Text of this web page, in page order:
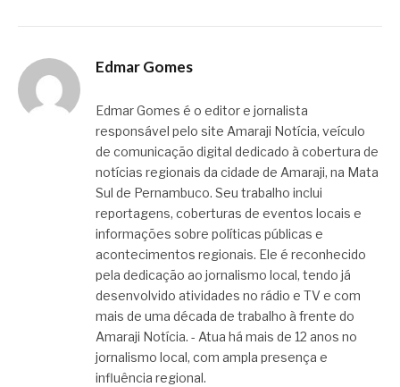
Edmar Gomes
Edmar Gomes é o editor e jornalista
responsável pelo site Amaraji Notícia, veículo
de comunicação digital dedicado à cobertura de
notícias regionais da cidade de Amaraji, na Mata
Sul de Pernambuco. Seu trabalho inclui
reportagens, coberturas de eventos locais e
informações sobre políticas públicas e
acontecimentos regionais. Ele é reconhecido
pela dedicação ao jornalismo local, tendo já
desenvolvido atividades no rádio e TV e com
mais de uma década de trabalho à frente do
Amaraji Notícia. - Atua há mais de 12 anos no
jornalismo local, com ampla presença e
influência regional.